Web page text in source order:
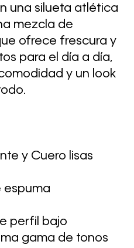
una silueta atlética
mezcla de
ofrece frescura y
para el día a día,
y un look
y Cuero lisas
espuma
perfil bajo
gama de tonos